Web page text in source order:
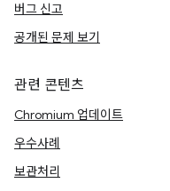
버그 신고
공개된 문제 보기
관련 콘텐츠
Chromium 업데이트
우수사례
보관처리